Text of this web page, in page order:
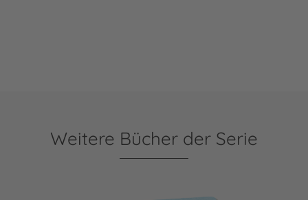
Weitere Bücher der Serie